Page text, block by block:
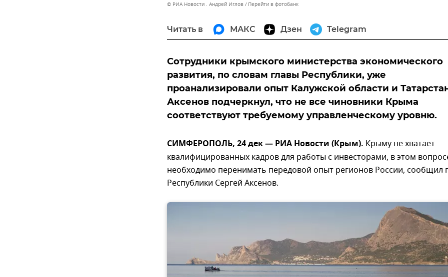
© РИА Новости . Андрей Иглов Перейти в фотобанк
Читать в МАКС Дзен Telegram
Cотрудники крымского министерства экономического
развития, по словам главы Республики, уже
проанализировали опыт Калужской области и
Аксенов подчеркнул, что не все чиновники Крыма
соответствуют требуемому управленческому уровню.
СИМФЕРОПОЛЬ, 24 дек — РИА Новости (Крым). Крыму не хватает
квалифицированных кадров для работы с инвесторами, в этом
необходимо перенимать передовой опыт регионов России, сообщил
Республики Сергей Аксенов.